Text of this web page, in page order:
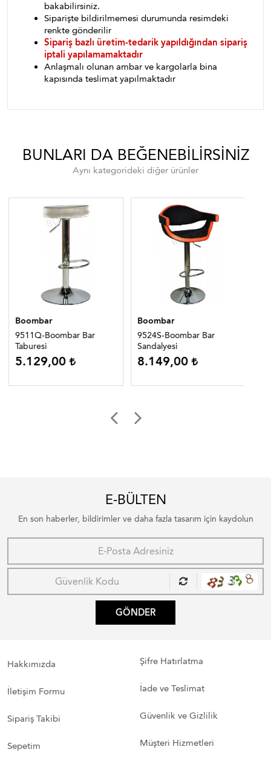
bakabilirsiniz.
Siparişte bildirilmemesi durumunda resimdeki
renkte gönderilir
Sipariş bazlı üretim-tedarik yapıldığından sipariş
iptali yapılamamaktadır
Anlaşmalı olunan ambar ve kargolarla bina
kapısında teslimat yapılmaktadır
BUNLARI DA BEĞENEBILIRSINIZ
Aynı kategorideki diğer ürünler
Boombar
9511Q-Boombar Bar
Taburesi
5.129,00
Boombar
9524S-Boombar Bar
Sandalyesi
8.149,00
E-BÜLTEN
En son haberler, bildirimler ve daha fazla tasarım için kaydolun
GÖNDER
Hakkımızda
İletişim Formu
Sipariş Takibi
Sepetim
Şifre Hatırlatma
İade ve Teslimat
Güvenlik ve Gizlilik
Müşteri Hizmetleri